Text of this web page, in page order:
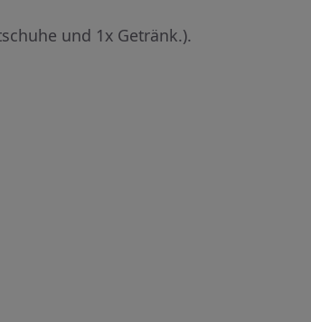
und 1x Getränk.).